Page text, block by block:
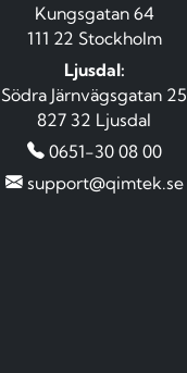
Kungsgatan 64
111 22 Stockholm
Ljusdal:
Södra Järnvägsgatan 25
827 32 Ljusdal
0651-30 08 00
support@qimtek.se